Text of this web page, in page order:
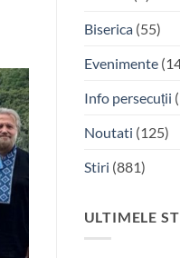
Biserica(55)
Evenimente
Info persecuții
Noutati (125)
Stiri (881)
ULTIMELE